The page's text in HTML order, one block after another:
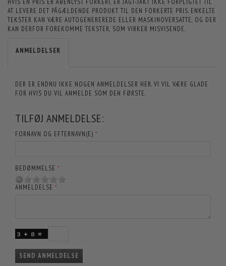
HVIS EN PRIS ER ÅBENLYST FORKERT, ER JAGT-JAKT IKKE FORPLIGTET TIL
AT LEVERE DET PÅGÆLDENDE PRODUKT TIL DEN FORKERTE PRIS. ENKELTE
TEKSTER KAN VÆRE AUTOGENEREREDE ELLER MASKINOVERSATTE, OG DER
KAN DERFOR FOREKOMME TEKSTER, SOM VIRKER MISVISENDE.
ANMELDELSER
DER ER ENDNU IKKE NOGEN ANMELDELSER HER. VI VIL VÆRE GLADE
FOR HVIS DU VIL ANMELDE SOM DEN FØRSTE.
TILFØJ ANMELDELSE:
FORNAVN OG EFTERNAVN(E)
BEDØMMELSE
ANMELDELSE
SEND ANMELDELSE